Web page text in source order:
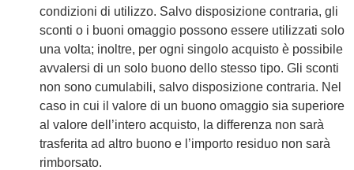
condizioni di utilizzo. Salvo disposizione contraria, gli
sconti o i buoni omaggio possono essere utilizzati solo
una volta; inoltre, per ogni singolo acquisto è possibile
avvalersi di un solo buono dello stesso tipo. Gli sconti
non sono cumulabili, salvo disposizione contraria. Nel
caso in cui il valore di un buono omaggio sia superiore
al valore dell’intero acquisto, la differenza non sarà
trasferita ad altro buono e l’importo residuo non sarà
rimborsato.